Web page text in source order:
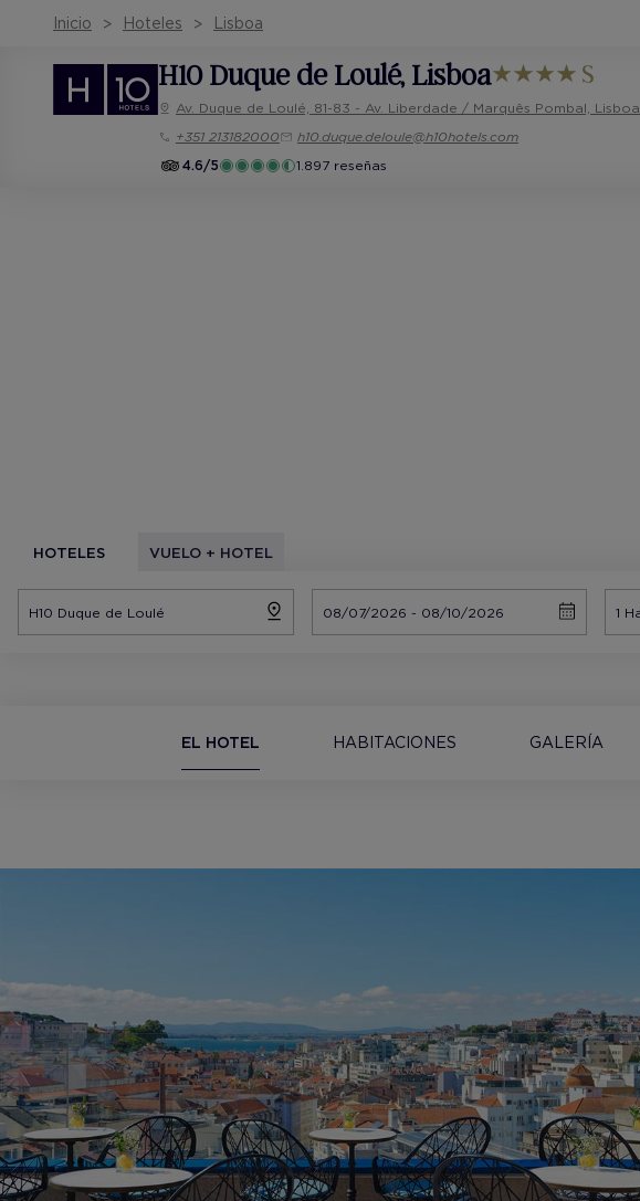
Inicio Hoteles Lisboa
H10 Duque de Loulé, Lisboa
Av. Duque de Loulé, 81-83 - Av. Liberdade / Marquês Pombal, Lisboa
+351 213182000
h10.duque.deloule@h10hotels.com
4.6/5
1.897 reseñas
HOTELES VUELO + HOTEL
EL HOTEL HABITACIONES GALERÍA